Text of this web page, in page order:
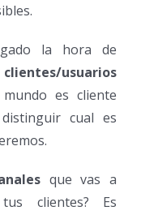
la hora de
usuarios
es cliente
cual es
que vas a
clientes? Es